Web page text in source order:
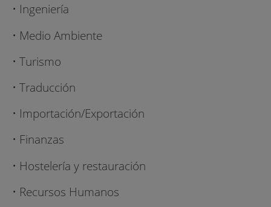
• Ingeniería
• Medio Ambiente
• Turismo
• Traducción
• Importación/Exportación
• Finanzas
• Hostelería y restauración
• Recursos Humanos